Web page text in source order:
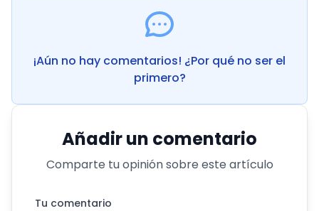
¡Aún no hay comentarios! ¿Por qué no ser el
primero?
Añadir un comentario
Comparte tu opinión sobre este artículo
Tu comentario